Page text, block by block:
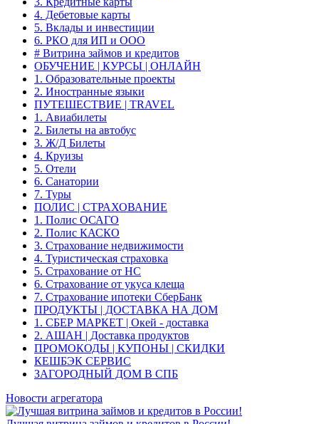
4. Дебетовые карты
5. Вклады и инвестиции
6. РКО для ИП и ООО
# Витрина займов и кредитов
ОБУЧЕНИЕ | КУРСЫ | ОНЛАЙН
1. Образовательные проекты
2. Иностранные языки
ПУТЕШЕСТВИЕ | TRAVEL
1. Авиабилеты
2. Билеты на автобус
3. Ж/Д Билеты
4. Круизы
5. Отели
6. Санатории
7. Туры
ПОЛИС | СТРАХОВАНИЕ
1. Полис ОСАГО
2. Полис КАСКО
3. Страхование недвижимости
4. Туристическая страховка
5. Страхование от НС
6. Страхование от укуса клеща
7. Страхование ипотеки СберБанк
ПРОДУКТЫ | ДОСТАВКА НА ДОМ
1. СБЕР МАРКЕТ | Окей - доставка
2. АШАН | Доставка продуктов
ПРОМОКОДЫ | КУПОНЫ | СКИДКИ
КЕШБЭК СЕРВИС
ЗАГОРОДНЫЙ ДОМ В СПБ
Новости агрегатора